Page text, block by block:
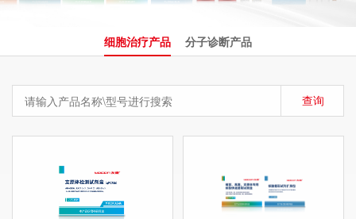
细胞治疗产品 分子诊断产品
查询